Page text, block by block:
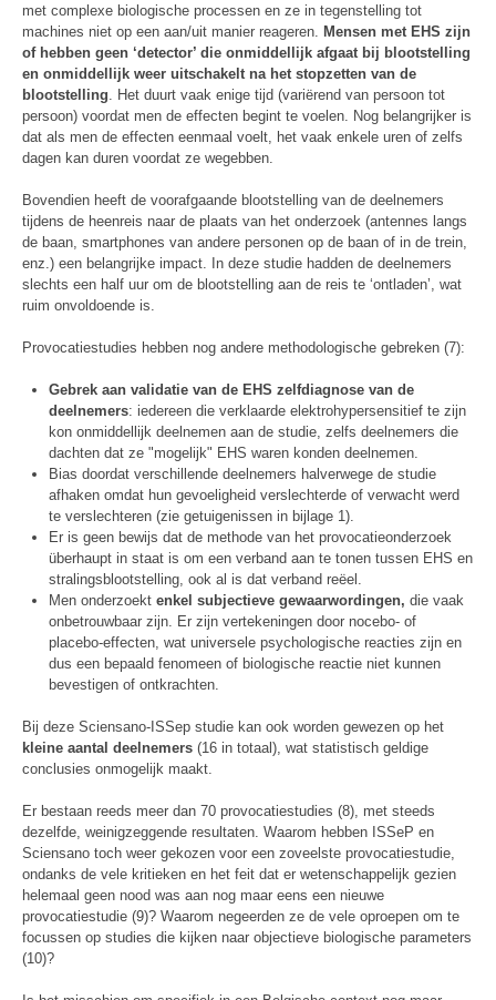
met complexe biologische processen en ze in tegenstelling tot
machines niet op een aan/uit manier reageren. Mensen met EHS zijn
of hebben geen ‘detector’ die onmiddellijk afgaat bij blootstelling
en onmiddellijk weer uitschakelt na het stopzetten van de
blootstelling . Het duurt vaak enige tijd (variërend van persoon tot
persoon) voordat men de effecten begint te voelen. Nog belangrijker is
dat als men de effecten eenmaal voelt, het vaak enkele uren of zelfs
dagen kan duren voordat ze wegebben.
Bovendien heeft de voorafgaande blootstelling van de deelnemers
tijdens de heenreis naar de plaats van het onderzoek (antennes langs
de baan, smartphones van andere personen op de baan of in de trein,
enz.) een belangrijke impact. In deze studie hadden de deelnemers
slechts een half uur om de blootstelling aan de reis te ‘ontladen’, wat
ruim onvoldoende is.
Provocatiestudies hebben nog andere methodologische gebreken (7):
Gebrek aan validatie van de EHS zelfdiagnose van de
deelnemers: iedereen die verklaarde elektrohypersensitief te zijn
kon onmiddellijk deelnemen aan de studie, zelfs deelnemers die
dachten dat ze "mogelijk" EHS waren konden deelnemen.
Bias doordat verschillende deelnemers halverwege de studie
afhaken omdat hun gevoeligheid verslechterde of verwacht werd
te verslechteren (zie getuigenissen in bijlage 1).
Er is geen bewijs dat de methode van het provocatieonderzoek
überhaupt in staat is om een verband aan te tonen tussen EHS en
stralingsblootstelling, ook al is dat verband reëel.
Men onderzoekt enkel subjectieve gewaarwordingen, die vaak
onbetrouwbaar zijn. Er zijn vertekeningen door nocebo- of
placebo-effecten, wat universele psychologische reacties zijn en
dus een bepaald fenomeen of biologische reactie niet kunnen
bevestigen of ontkrachten.
Bij deze Sciensano-ISSep studie kan ook worden gewezen op het
kleine aantal deelnemers (16 in totaal), wat statistisch geldige
conclusies onmogelijk maakt.
Er bestaan reeds meer dan 70 provocatiestudies (8), met steeds
dezelfde, weinigzeggende resultaten. Waarom hebben ISSeP en
Sciensano toch weer gekozen voor een zoveelste provocatiestudie,
ondanks de vele kritieken en het feit dat er wetenschappelijk gezien
helemaal geen nood was aan nog maar eens een nieuwe
provocatiestudie (9)? Waarom negeerden ze de vele oproepen om te
focussen op studies die kijken naar objectieve biologische parameters
(10)?